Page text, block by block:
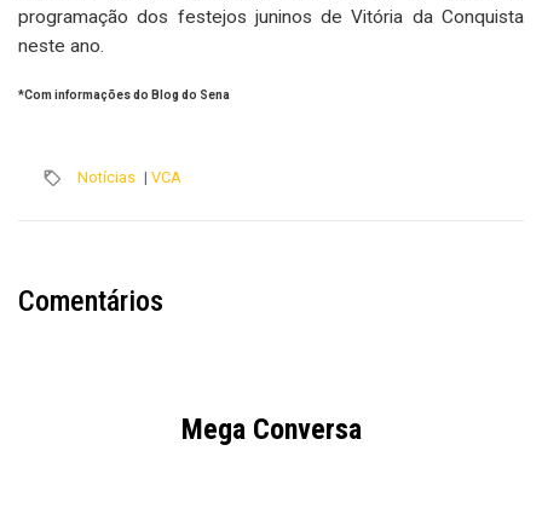
programação dos festejos juninos de Vitória da Conquista
neste ano.
*Com informações do Blog do Sena
Notícias | VCA
Comentários
Mega Conversa